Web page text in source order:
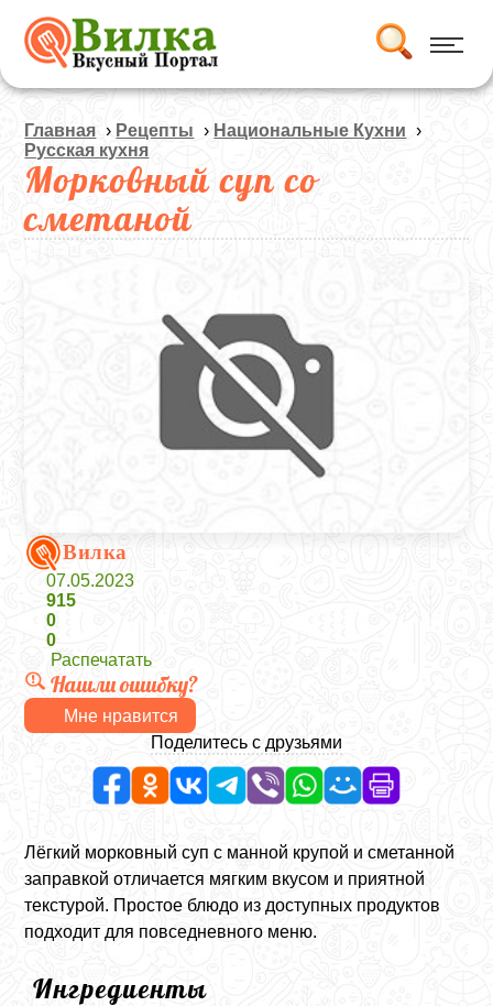
Главная › Рецепты › Национальные Кухни ›
Русская кухня
Морковный суп со
сметаной
Вилка
07.05.2023
915
0
0
Распечатать
Нашли ошибку?
Мне нравится
Поделитесь с друзьями
Лёгкий морковный суп с манной крупой и сметанной
заправкой отличается мягким вкусом и приятной
текстурой. Простое блюдо из доступных продуктов
подходит для повседневного меню.
Ингредиенты